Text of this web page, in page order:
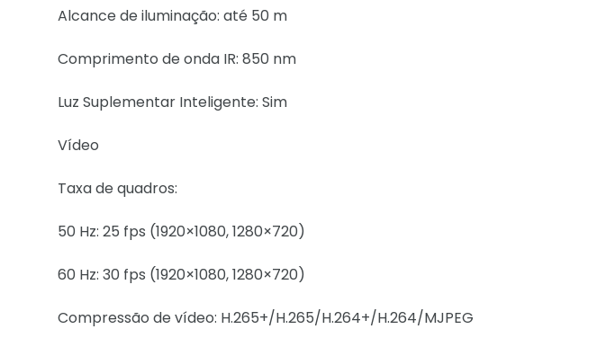
Alcance de iluminação: até 50 m
Comprimento de onda IR: 850 nm
Luz Suplementar Inteligente: Sim
Vídeo
Taxa de quadros:
50 Hz: 25 fps (1920×1080, 1280×720)
60 Hz: 30 fps (1920×1080, 1280×720)
Compressão de vídeo: H.265+/H.265/H.264+/H.264/MJPEG